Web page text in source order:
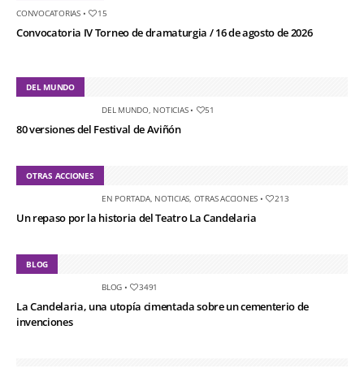
CONVOCATORIAS• 15
Convocatoria IV Torneo de dramaturgia / 16 de agosto de 2026
DEL MUNDO
DEL MUNDO, NOTICIAS• 51
80 versiones del Festival de Aviñón
OTRAS ACCIONES
EN PORTADA, NOTICIAS OTRAS ACCIONES • 213
Un repaso por la historia del Teatro La Candelaria
BLOG
BLOG • 3491
La Candelaria, una utopía cimentada sobre un cementerio de
invenciones